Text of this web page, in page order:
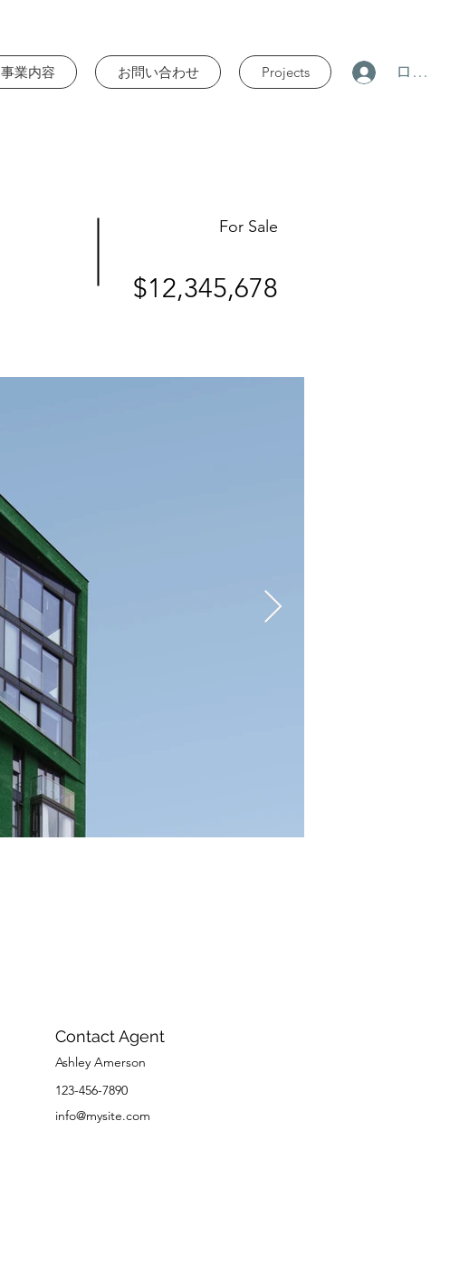
事業内容 お問い合わせ Projects ログイン
For Sale
$12,345,678
Contact Agent
Ashley Amerson
123-456-7890
info@mysite.com